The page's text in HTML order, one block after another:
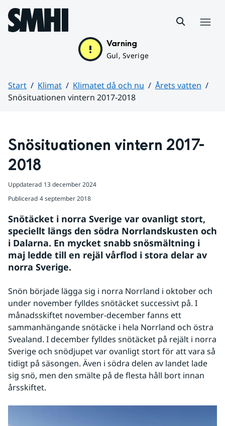
Hoppa till sidans innehåll
Varning
Gul, Sverige
Start Klimat Klimatet då och nu
Årets vatten
Snösituationen vintern 2017-2018
Snösituationen vintern 2017-
2018
Uppdaterad 13 december 2024
Publicerad 4 september 2018
Snötäcket i norra Sverige var ovanligt stort,
speciellt längs den södra Norrlandskusten och
i Dalarna. En mycket snabb snösmältning i
maj ledde till en rejäl vårflod i stora delar av
norra Sverige.
Snön började lägga sig i norra Norrland i oktober och
under november fylldes snötäcket successivt på. I
månadsskiftet november-december fanns ett
sammanhängande snötäcke i hela Norrland och östra
Svealand. I december fylldes snötäcket på rejält i norra
Sverige och snödjupet var ovanligt stort för att vara så
tidigt på säsongen. Även i södra delen av landet lade
sig snö, men den smälte på de flesta håll bort innan
årsskiftet.